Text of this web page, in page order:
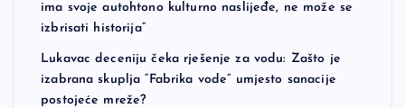
ima svoje autohtono kulturno naslijeđe, ne može se
izbrisati historija“
Lukavac deceniju čeka rješenje za vodu: Zašto je
izabrana skuplja “Fabrika vode” umjesto sanacije
postojeće mreže?